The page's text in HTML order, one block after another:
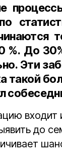
%. До
Эти
такой
входит
до